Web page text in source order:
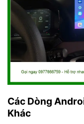
Các Dòng
Khác